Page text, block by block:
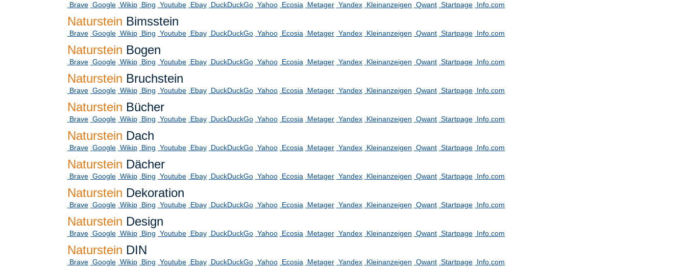
Brave Google Wikip Bing Youtube Ebay DuckDuckGo Yahoo Ecosia Metager Yandex Kleinanzeigen Qwant Startpage Info.com
Naturstein Bimsstein
Brave Google Wikip Bing Youtube Ebay DuckDuckGo Yahoo Ecosia Metager Yandex Kleinanzeigen Qwant Startpage Info.com
Naturstein Bogen
Brave Google Wikip Bing Youtube Ebay DuckDuckGo Yahoo Ecosia Metager Yandex Kleinanzeigen Qwant Startpage Info.com
Naturstein Bruchstein
Brave Google Wikip Bing Youtube Ebay DuckDuckGo Yahoo Ecosia Metager Yandex Kleinanzeigen Qwant Startpage Info.com
Naturstein Bücher
Brave Google Wikip Bing Youtube Ebay DuckDuckGo Yahoo Ecosia Metager Yandex Kleinanzeigen Qwant Startpage Info.com
Naturstein Dach
Brave Google Wikip Bing Youtube Ebay DuckDuckGo Yahoo Ecosia Metager Yandex Kleinanzeigen Qwant Startpage Info.com
Naturstein Dächer
Brave Google Wikip Bing Youtube Ebay DuckDuckGo Yahoo Ecosia Metager Yandex Kleinanzeigen Qwant Startpage Info.com
Naturstein Dekoration
Brave Google Wikip Bing Youtube Ebay DuckDuckGo Yahoo Ecosia Metager Yandex Kleinanzeigen Qwant Startpage Info.com
Naturstein Design
Brave Google Wikip Bing Youtube Ebay DuckDuckGo Yahoo Ecosia Metager Yandex Kleinanzeigen Qwant Startpage Info.com
Naturstein DIN
Brave Google Wikip Bing Youtube Ebay DuckDuckGo Yahoo Ecosia Metager Yandex Kleinanzeigen Qwant Startpage Info.com